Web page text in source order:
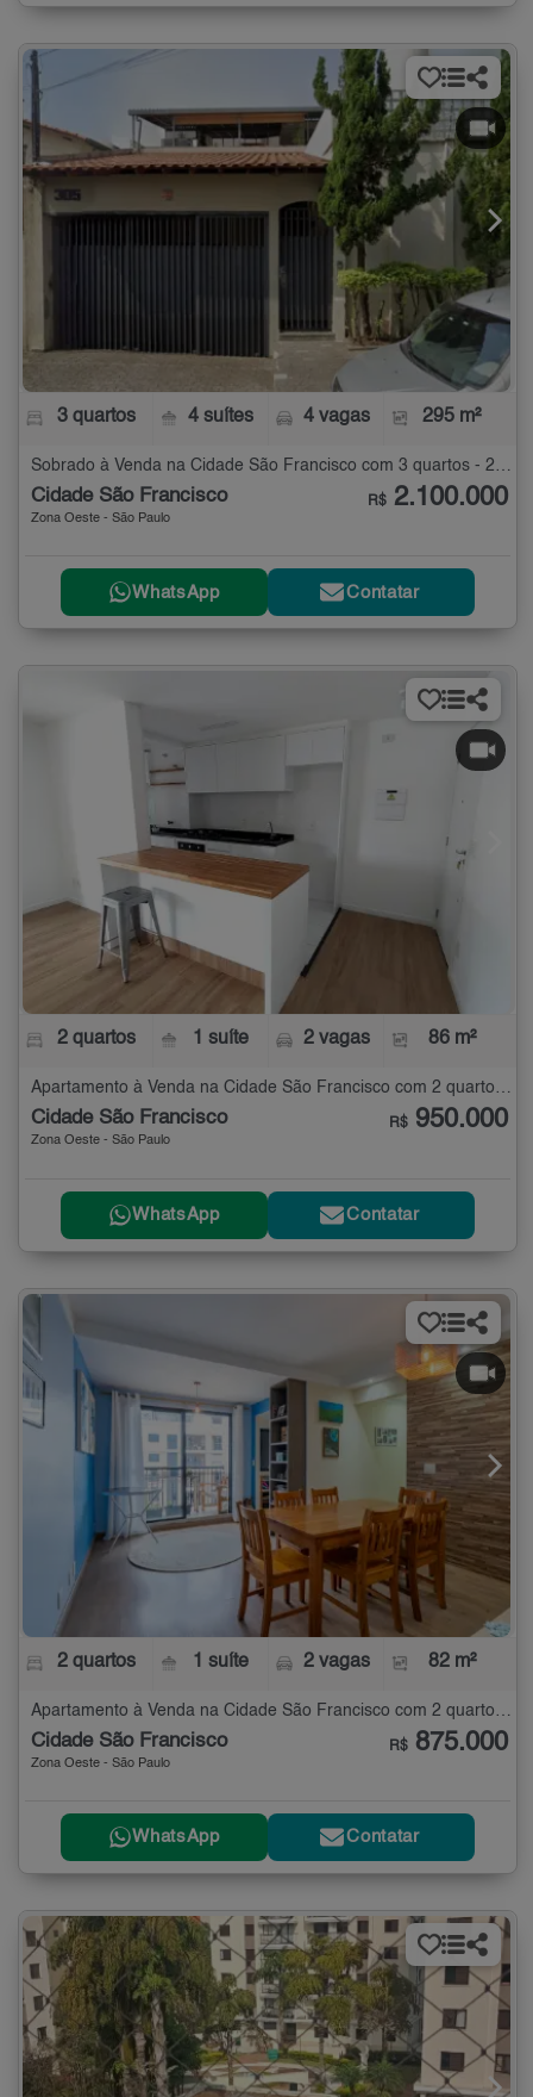
3 quartos 4 suítes 4 vagas 295 m²
Sobrado à Venda na Cidade São Francisco com 3 quartos - 295 m²
Cidade São Francisco
Zona Oeste - São Paulo
R$ 2.100.000
WhatsApp Contatar
2 quartos 1 suíte 2 vagas 86 m²
Apartamento à Venda na Cidade São Francisco com 2 quartos - 86 m²
Cidade São Francisco
Zona Oeste - São Paulo
R$ 950.000
WhatsApp Contatar
2 quartos 1 suíte 2 vagas 82 m²
Cidade São Francisco
Zona Oeste - São Paulo
R$ 875.000
WhatsApp Contatar